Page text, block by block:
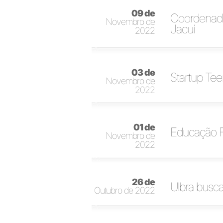
09 de
Novembro de
2022
Jacuí
03 de
Novembro de
2022
Startup
01 de
Novembro de
2022
Educação
26 de
Outubro de 2022
Ulbra